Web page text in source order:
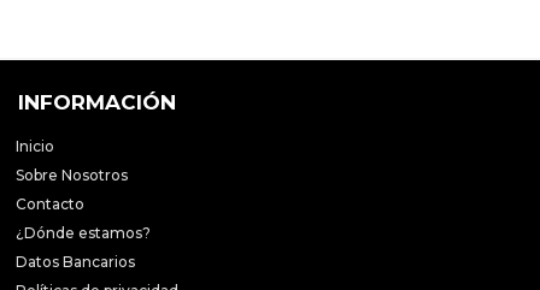
INFORMACIÓN
Inicio
Sobre Nosotros
Contacto
¿Dónde estamos?
Datos Bancarios